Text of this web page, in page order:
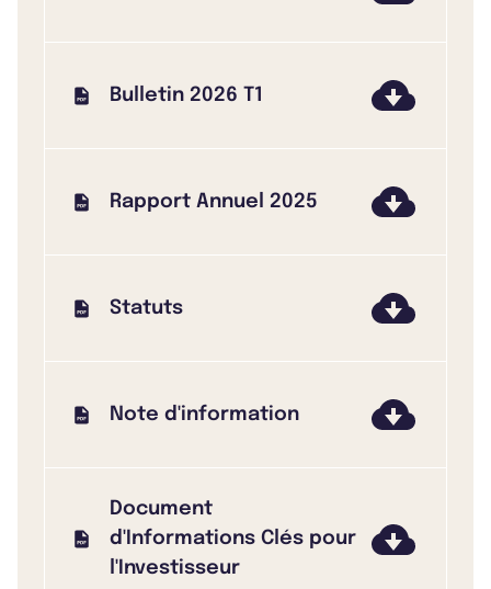
Bulletin 2026 T1
Rapport Annuel 2025
Statuts
Note d'information
Document
d'Informations Clés pour
l'Investisseur